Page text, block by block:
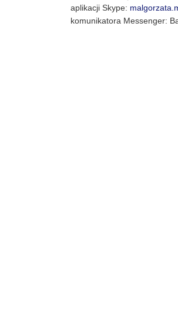
aplikacji Skype:
komunikatora Messenger: